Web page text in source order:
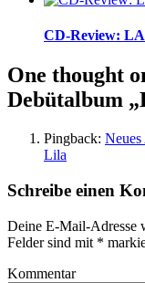
CD-Review:
One thought
Debütalbum
Pingback:
Lila
Schreibe einen
Deine E-Mail-Adresse
Felder sind mit *
Kommentar